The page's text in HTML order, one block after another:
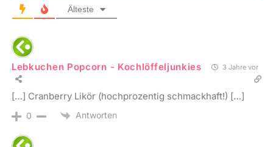
Älteste
Lebkuchen Popcorn - Kochlöffeljunkies 3 Jahre vor
[…] Cranberry Likör (hochprozentig schmackhaft!) […]
0 Antworten